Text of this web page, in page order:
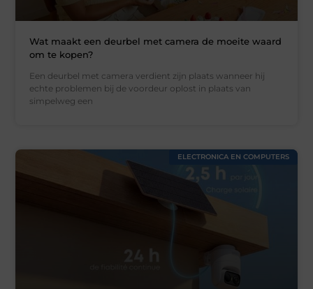
Wat maakt een deurbel met camera de moeite waard
om te kopen?
Een deurbel met camera verdient zijn plaats wanneer hij
echte problemen bij de voordeur oplost in plaats van
simpelweg een
ELECTRONICA EN COMPUTERS